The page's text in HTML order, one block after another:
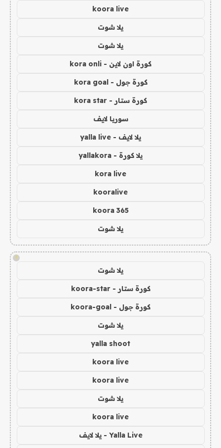
koora live
يلا شوت
يلا شوت
كورة اون لاين - kora onli
كورة جول - kora goal
كورة ستار - kora star
سوريا لايف
يلا لايف - yalla live
يلا كورة - yallakora
kora live
kooralive
koora 365
يلا شوت
!
يلا شوت
كورة ستار - koora-star
كورة جول - koora-goal
يلا شوت
yalla shoot
koora live
koora live
يلا شوت
koora live
Yalla Live - يلا لايف